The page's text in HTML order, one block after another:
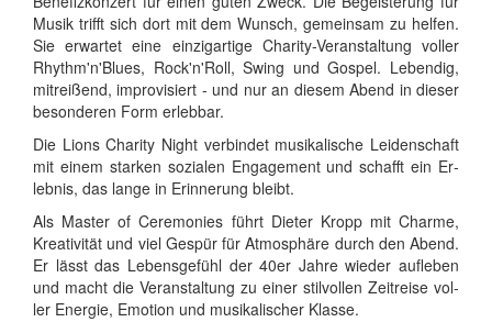
Mu­sik trifft sich dort mit dem Wunsch, ge­mein­sam zu hel­fen.
Sie er­war­tet ei­ne ein­zig­ar­ti­ge Cha­ri­ty-Ver­an­stal­tung vol­ler
Rhythm'n'Blues, Rock'n'Roll, Swing und Gos­pel. Le­ben­dig,
mit­rei­ßend, im­pro­vi­siert - und nur an die­sem Abend in die­ser
be­son­de­ren Form er­leb­bar.
Die Li­ons Cha­ri­ty Night ver­bin­det mu­si­ka­li­sche Lei­den­schaft
mit ei­nem star­ken so­zia­len En­ga­ge­ment und schafft ein Er­
leb­nis, das lan­ge in Er­in­ne­rung bleibt.
Als Mas­ter of Ce­re­mo­nies führt Die­ter Kropp mit Charme,
Krea­ti­vi­tät und viel Ge­spür für At­mo­sphä­re durch den Abend.
Er lässt das Le­bens­ge­fühl der 40er Jah­re wie­der auf­le­ben
und macht die Ver­an­stal­tung zu ei­ner stil­vol­len Zeit­rei­se vol­
ler En­er­gie, Emo­ti­on und mu­si­ka­li­scher Klas­se.